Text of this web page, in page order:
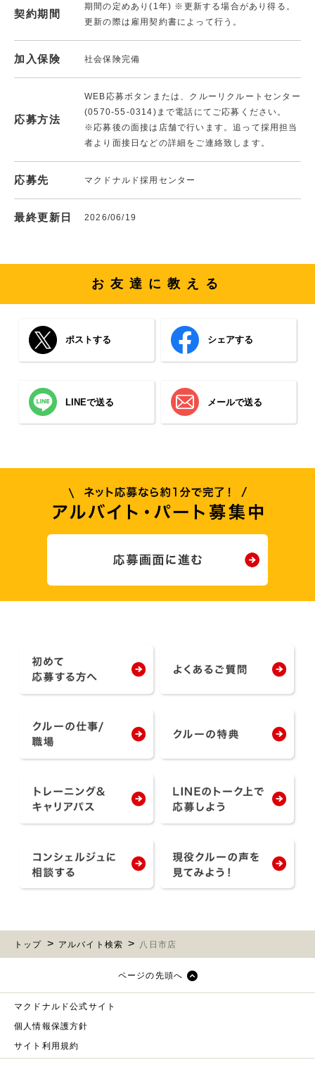
契約期間
期間の定めあり(1年) ※更新する場合があり得る。
更新の際は雇用契約書によって行う。
加入保険 社会保険完備
応募方法
WEB応募ボタンまたは、クルーリクルートセンター
(0570-55-0314)まで電話にてご応募ください。
※応募後の面接は店舗で行います。追って採用担当
者より面接日などの詳細をご連絡致します。
応募先 マクドナルド採用センター
最終更新日 2026/06/19
お友達に教える
ポストする シェアする
LINEで送る メールで送る
トップ アルバイト検索 八日市店
ページの先頭へ
マクドナルド公式サイト
個人情報保護方針
サイト利用規約